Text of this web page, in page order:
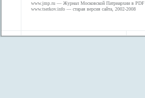
www.jmp.ru — Журнал Московской Патриархии в PDF
www.tserkov.info — старая версия сайта, 2002-2008